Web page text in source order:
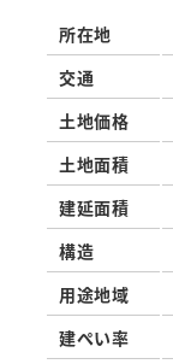
所在地
交通
土地価格
土地面積
建延面積
構造
用途地域
建ぺい率